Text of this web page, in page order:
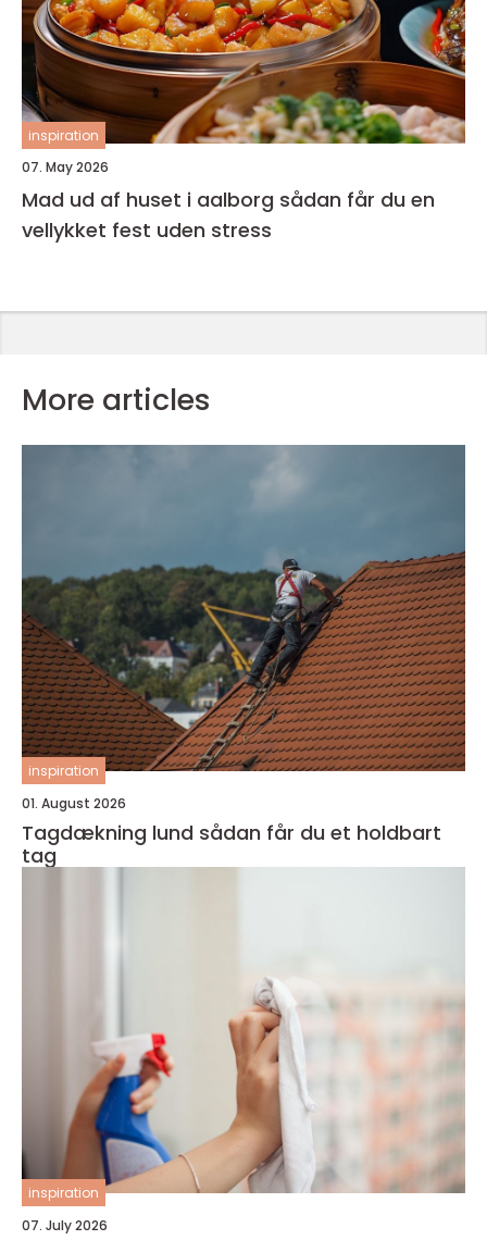
inspiration
07. May 2026
Mad ud af huset i aalborg sådan får du en
vellykket fest uden stress
More articles
inspiration
01. August 2026
Tagdækning lund sådan får du et holdbart
tag
inspiration
07. July 2026